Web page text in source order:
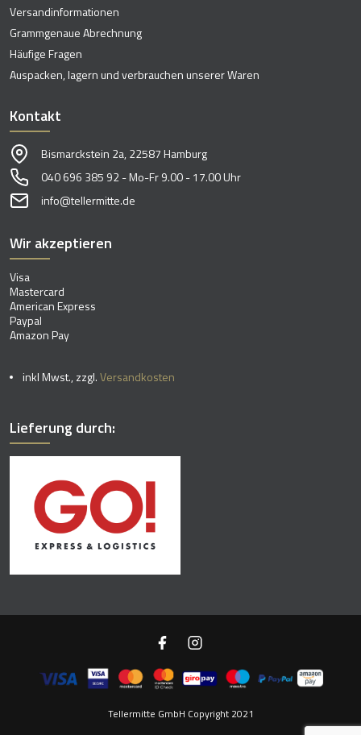
Versandinformationen
Grammgenaue Abrechnung
Häufige Fragen
Auspacken, lagern und verbrauchen unserer Waren
Kontakt
Bismarckstein 2a, 22587 Hamburg
040 696 385 92 - Mo-Fr 9.00 - 17.00 Uhr
info@tellermitte.de
Wir akzeptieren
Visa
Mastercard
American Express
Paypal
Amazon Pay
inkl Mwst., zzgl.Versandkosten
Lieferung durch:
Tellermitte GmbH Copyright 2021